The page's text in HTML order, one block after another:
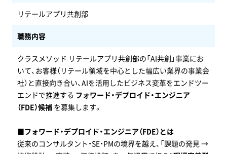
リテールアプリ共創部
職務内容
クラスメソッド リテールアプリ共創部の「AI共創」事業にお
いて、お客様（リテール領域を中心とした幅広い業界の事業会
社）と直接向き合い、AIを活用したビジネス変革をエンドツー
エンドで推進する フォワード・デプロイド・エンジニア
（FDE）候補を募集します。
■フォワード・デプロイド・エンジニア（FDE）とは
従来のコンサルタント・SE・PMの境界を越え、「課題の発見 →